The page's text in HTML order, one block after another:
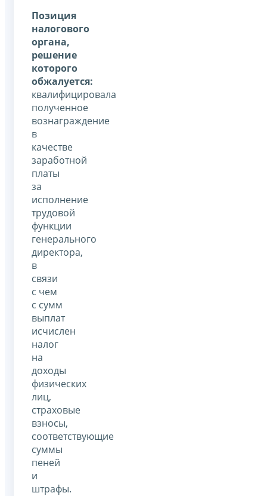
Позиция
налогового
органа,
решение
которого
обжалуется:
квалифицировала
полученное
вознаграждение
в
качестве
заработной
платы
за
исполнение
трудовой
функции
генерального
директора,
в
связи
с чем
с сумм
выплат
исчислен
налог
на
доходы
физических
лиц,
страховые
взносы,
соответствующие
суммы
пеней
и
штрафы.